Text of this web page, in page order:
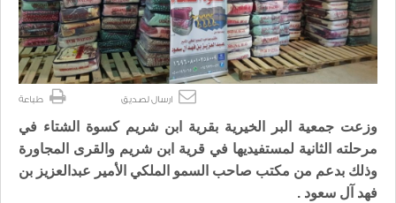
ارسال لصديق طباعة
وزعت جمعية البر الخيرية بقرية ابن شريم كسوة الشتاء في
مرحلته الثانية لمستفيديها في قرية ابن شريم والقرى المجاورة
وذلك بدعم من مكتب صاحب السمو الملكي الأمير عبدالعزيز بن
فهد آل سعود .